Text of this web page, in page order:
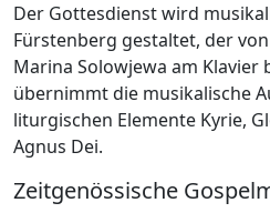
Der Gottesdienst wird
Fürstenberg gestaltet, der
Marina Solowjewa am
übernimmt die musikalische
liturgischen Elemente Kyrie,
Agnus Dei.
Zeitgenössische